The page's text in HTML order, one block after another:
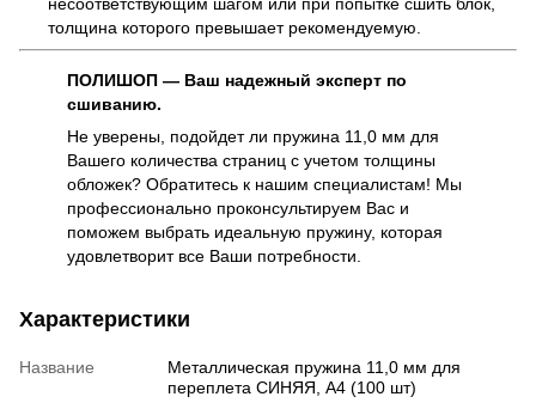
толщина которого превышает рекомендуемую.
ПОЛИШОП — Ваш надежный эксперт по
сшиванию.
Не уверены, подойдет ли пружина 11,0 мм для
Вашего количества страниц с учетом толщины
обложек? Обратитесь к нашим специалистам! Мы
профессионально проконсультируем Вас и
поможем выбрать идеальную пружину, которая
удовлетворит все Ваши потребности.
Характеристики
Название
Металлическая пружина 11,0 мм для
переплета СИНЯЯ, А4 (100 шт)